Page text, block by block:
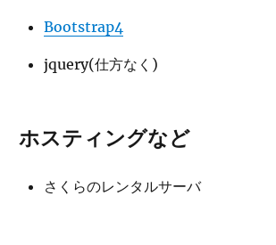
Bootstrap4
jquery(仕方なく)
ホスティングなど
さくらのレンタルサーバ